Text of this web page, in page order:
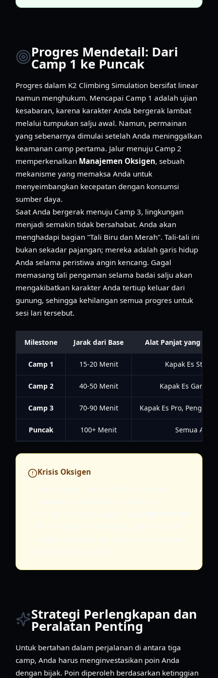
Progres Mendetail: Dari
Camp 1 ke Puncak
Progres dalam K2 Climbing Simulation bersifat linear
namun menghukum. Mencapai Camp 1 adalah ujian
kesabaran, karena karakter Anda bergerak lambat
melalui tumpukan salju awal. Namun, permainan
yang sebenarnya dimulai setelah Anda meninggalkan
keamanan camp pertama. Jalur menuju Camp 2
memperkenalkan Manajemen Oksigen, sebuah
mekanisme yang memaksa Anda untuk
menyeimbangkan kecepatan dengan konsumsi
sumber daya.
Saat Anda bergerak menuju Camp 3, lingkungan
menjadi semakin tidak bersahabat. Anda akan
menghadapi bagian "Tali Biru dan Merah". Tali-tali ini
bukan sekadar pajangan; mereka adalah garis hidup
Anda selama peristiwa angin kencang. Gagal
memasang tali pengaman selama badai salju akan
mengakibatkan karakter Anda tertiup keluar dari
gunung, sehingga kehilangan semua progres untuk
sesi lari tersebut.
Milestone Jarak dari Base Alat Panjat yang
Camp 1 15-20 Menit Kapak Es
Camp 2 40-50 Menit Kapak Es Ganda,
Camp 3 70-90 Menit Kapak Es Pro, Pengait
Puncak 100+ Menit Semua Alat
Krisis Oksigen
Strategi Perlengkapan dan
Peralatan Penting
Untuk bertahan dalam perjalanan di antara tiga
camp, Anda harus menginvestasikan poin Anda
dengan bijak. Poin diperoleh berdasarkan ketinggian